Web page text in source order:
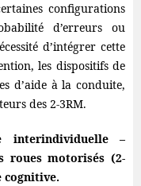
configurations
d’erreurs ou
d’intégrer cette
les dispositifs de
d’aide à la conduite,
des 2-3RM.
interindividuelle –
roues motorisés (2-
cognitive.